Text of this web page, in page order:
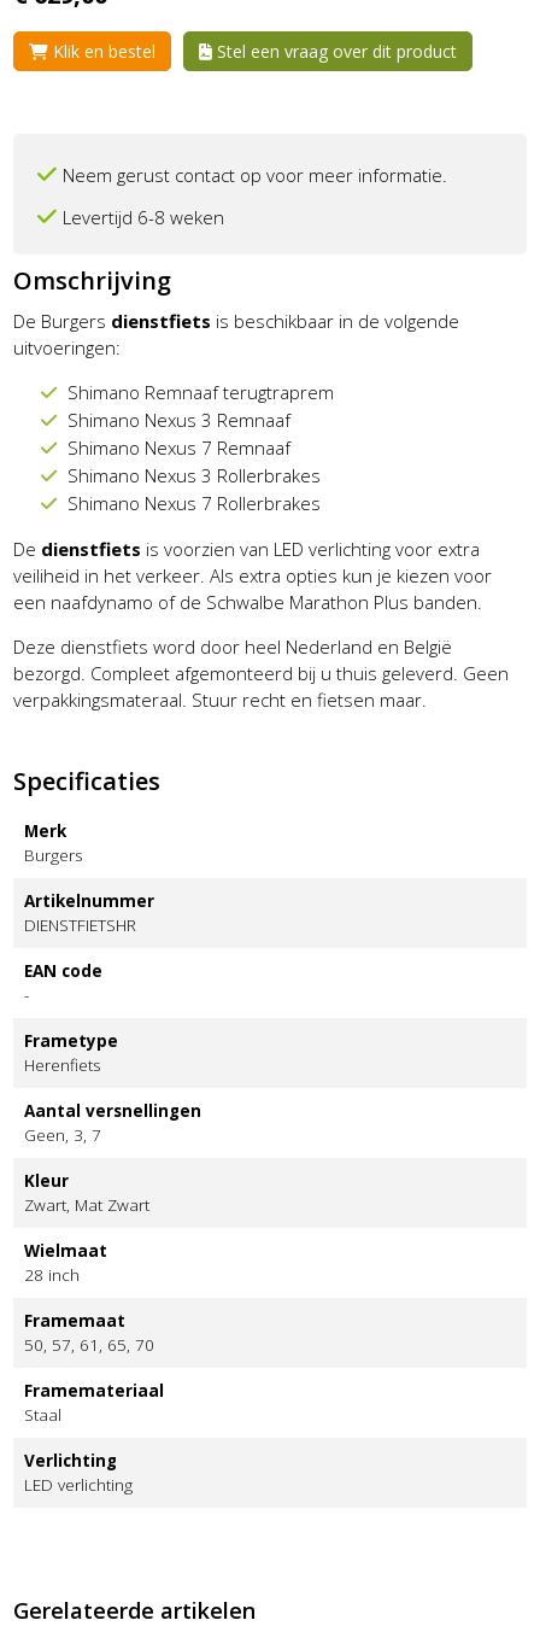
Klik en bestel Stel een vraag over dit product
Neem gerust contact op voor meer informatie.
Levertijd 6-8 weken
Omschrijving
De Burgers dienstfiets is beschikbaar in de volgende
uitvoeringen:
Shimano Remnaaf terugtraprem
Shimano Nexus 3 Remnaaf
Shimano Nexus 7 Remnaaf
Shimano Nexus 3 Rollerbrakes
Shimano Nexus 7 Rollerbrakes
De dienstfiets is voorzien van LED verlichting voor extra
veiliheid in het verkeer. Als extra opties kun je kiezen voor
een naafdynamo of de Schwalbe Marathon Plus banden.
Deze dienstfiets word door heel Nederland en België
bezorgd. Compleet afgemonteerd bij u thuis geleverd. Geen
verpakkingsmateraal. Stuur recht en fietsen maar.
Specificaties
Merk
Burgers
Artikelnummer
DIENSTFIETSHR
EAN code
-
Frametype
Herenfiets
Aantal versnellingen
Geen, 3, 7
Kleur
Zwart, Mat Zwart
Wielmaat
28 inch
Framemaat
50, 57, 61, 65, 70
Framemateriaal
Staal
Verlichting
LED verlichting
Gerelateerde artikelen